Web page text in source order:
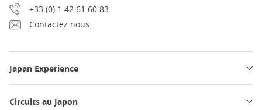
+33 (0) 1 42 61 60 83
Contactez nous
Japan Experience
Circuits au Japon